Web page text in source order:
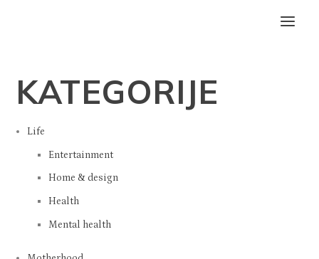
KATEGORIJE
Life
Entertainment
Home & design
Health
Mental health